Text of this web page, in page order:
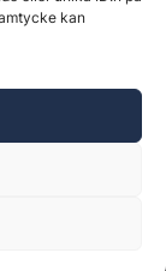
kan
6425 -
på denna
källa vid citering.
cookies